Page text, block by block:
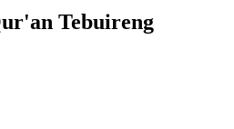
Tebuireng